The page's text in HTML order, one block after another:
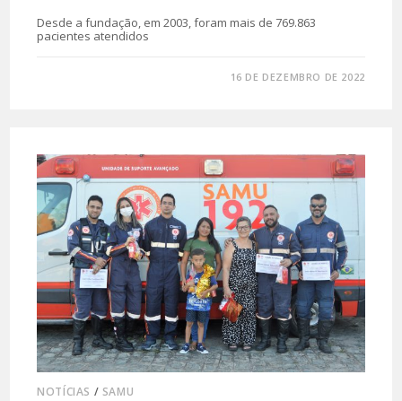
Desde a fundação, em 2003, foram mais de 769.863
pacientes atendidos
16 DE DEZEMBRO DE 2022
NOTÍCIAS / SAMU